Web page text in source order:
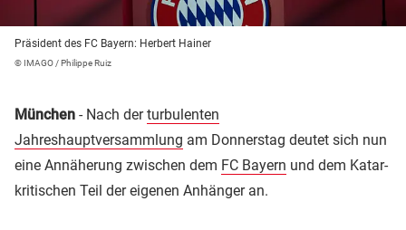
Präsident des FC Bayern: Herbert Hainer
© IMAGO / Philippe Ruiz
München - Nach derturbulenten
Jahreshauptversammlung am Donnerstag deutet sich nun
eine Annäherung zwischen dem FC Bayern und dem Katar-
kritischen Teil der eigenen Anhänger an.